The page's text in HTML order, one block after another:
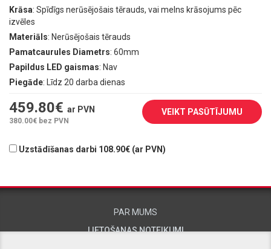
Krāsa: Spīdīgs nerūsējošais tērauds, vai melns krāsojums pēc
izvēles
Materiāls: Nerūsējošais tērauds
Pamatcaurules Diametrs: 60mm
Papildus LED gaismas: Nav
Piegāde: Līdz 20 darba dienas
459.80€ ar PVN
380.00€ bez PVN
VEIKT PASŪTĪJUMU
Uzstādīšanas darbi 108.90€ (ar PVN)
PAR MUMS
LIETOŠANAS NOTEIKUMI